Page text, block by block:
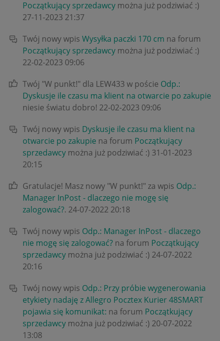
Początkujący sprzedawcy można już podziwiać :)
‎27-11-2023 21:37
Twój nowy wpis Wysyłka paczki 170 cm na forum
Początkujący sprzedawcy można już podziwiać :)
‎22-02-2023 09:06
Twój "W punkt!" dla LEW433 w poście Odp.:
Dyskusje ile czasu ma klient na otwarcie po zakupie
niesie światu dobro! ‎22-02-2023 09:06
Twój nowy wpis Dyskusje ile czasu ma klient na
otwarcie po zakupie na forum Początkujący
sprzedawcy można już podziwiać :) ‎31-01-2023
20:15
Gratulacje! Masz nowy "W punkt!" za wpis Odp.:
Manager InPost - dlaczego nie mogę się
zalogować?. ‎24-07-2022 20:18
Twój nowy wpis Odp.: Manager InPost - dlaczego
nie mogę się zalogować? na forum Początkujący
sprzedawcy można już podziwiać :) ‎24-07-2022
20:16
Twój nowy wpis Odp.: Przy próbie wygenerowania
etykiety nadaję z Allegro Pocztex Kurier 48SMART
pojawia się komunikat: na forum Początkujący
sprzedawcy można już podziwiać :) ‎20-07-2022
13:08